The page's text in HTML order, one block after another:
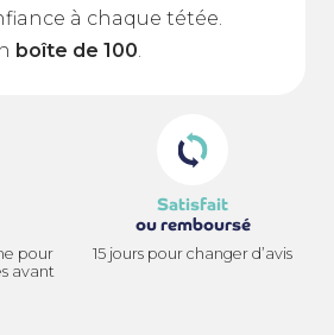
à chaque tétée.
boîte de 100.
pour
avant
Satisfait
ou remboursé
15 jours pour changer d’avis